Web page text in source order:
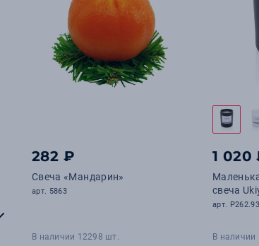
282 ₽
Свеча «Мандарин»
арт. 5863
В наличии 12298 шт.
1 020
свеча
арт.
В наличии